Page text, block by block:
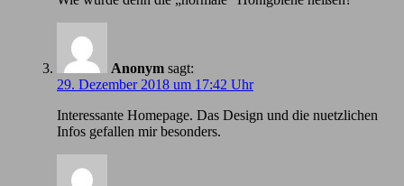
Anonym sagt:
29. Dezember 2018 um 17:42 Uhr
Іnteressante Homepage. Das Design und die nuetzlichen
Infos gefallen mir besonders.